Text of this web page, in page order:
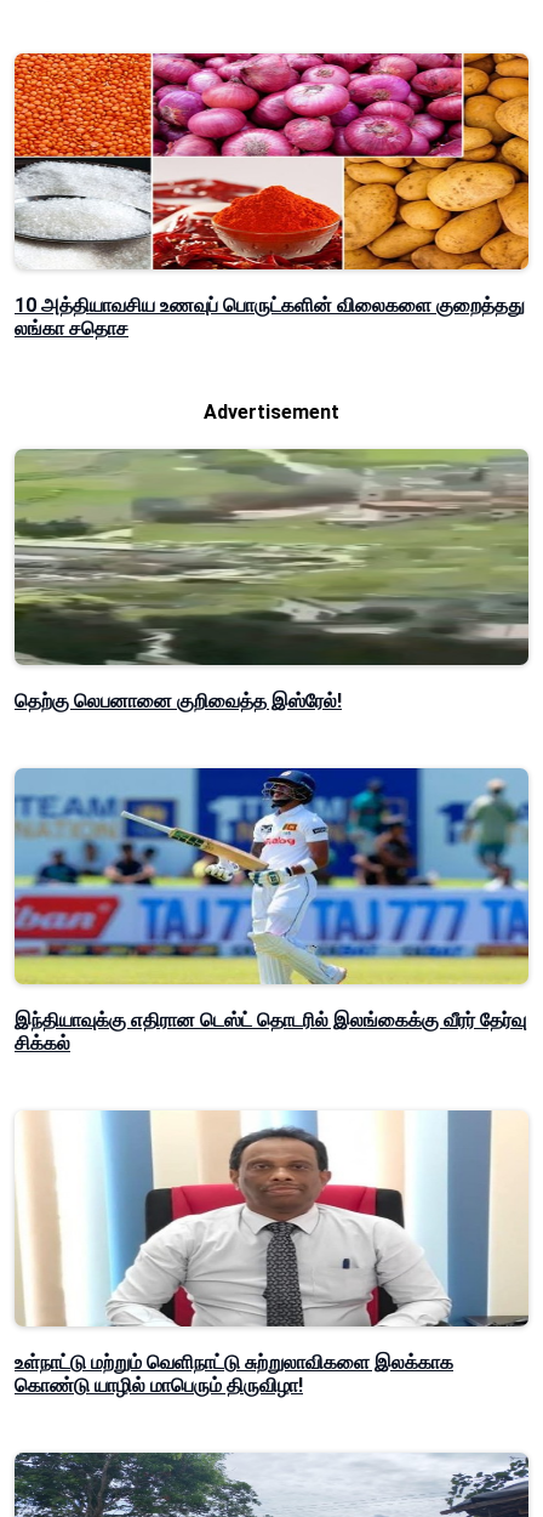
10 அத்தியாவசிய உணவுப் பொருட்களின் விலைகளை குறைத்தது
லங்கா சதொச
Advertisement
தெற்கு லெபனானை குறிவைத்த இஸ்ரேல்!
இந்தியாவுக்கு எதிரான டெஸ்ட் தொடரில் இலங்கைக்கு வீரர் தேர்வு
சிக்கல்
உள்நாட்டு மற்றும் வெளிநாட்டு சுற்றுலாவிகளை இலக்காக
கொண்டு யாழில் மாபெரும் திருவிழா!